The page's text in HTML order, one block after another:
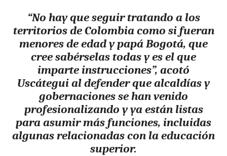
“No hay que seguir tratando a los
territorios de Colombia como si fueran
menores de edad y papá Bogotá, que
cree sabérselas todas y es el que
imparte instrucciones”, acotó
Uscátegui al defender que alcaldías y
gobernaciones se han venido
profesionalizando y ya están listas
para asumir más funciones, incluidas
algunas relacionadas con la educación
superior.